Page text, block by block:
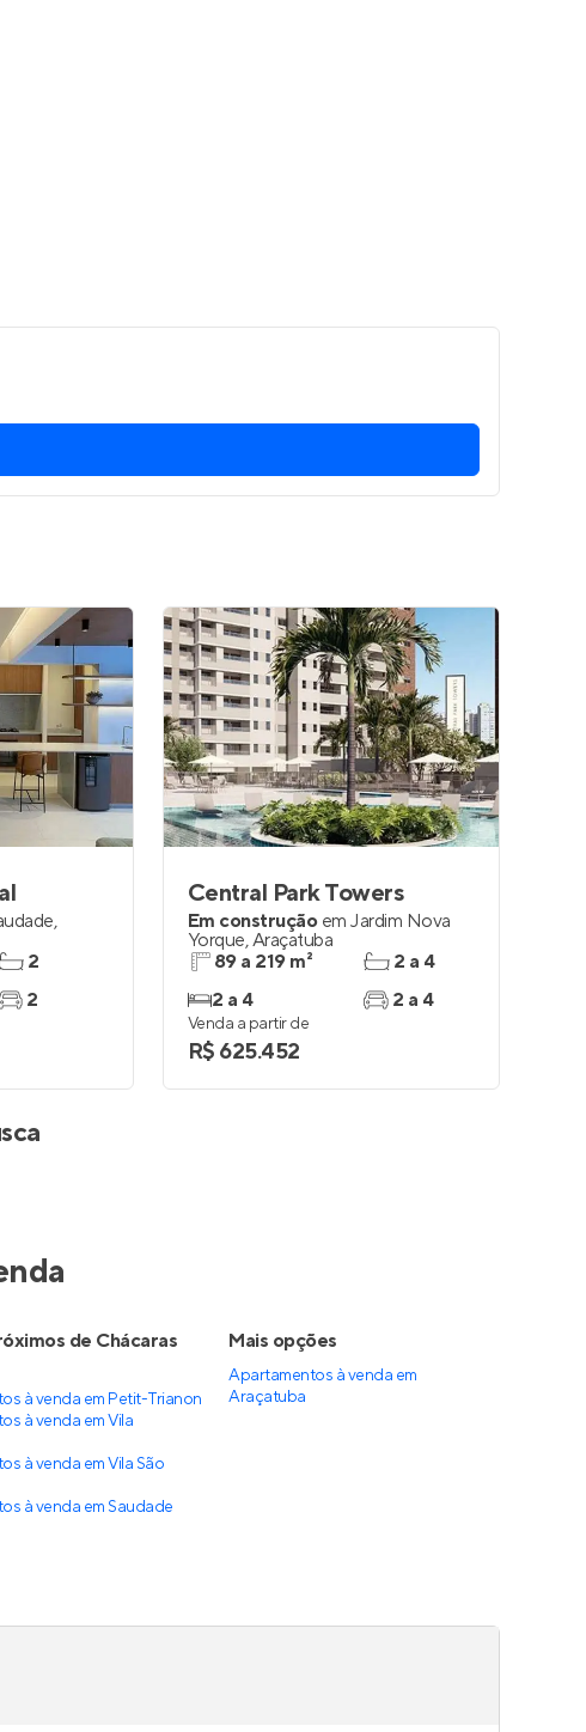
,
2
2
Central Park Towers
Em construção em Jardim Nova
Yorque,Araçatuba
89 a 219 m²
2 a 4
2 a 4
2 a 4
Venda a partir de
R$ 625.452
de Chácaras
à venda em Petit-Trianon
à venda em Vila
à venda em Vila São
à venda em Saudade
Mais opções
Apartamentos à venda em
Araçatuba